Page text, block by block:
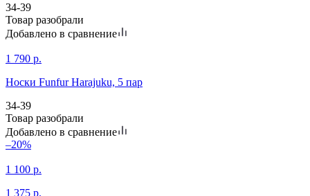
34-39
Товар разобрали
Добавлено в сравнение
1 790 р.
Носки Funfur Harajuku, 5 пар
34-39
Товар разобрали
Добавлено в сравнение
–20%
1 100 р.
1 375 р.